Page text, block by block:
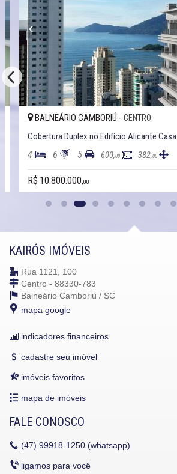
BALNEÁRIO CAMBORIÚ -CENTRO
Cobertura Duplex no Edifício Alicante Casa
4 6 5 600,00 382,00
R$ 10.800.000,00
KAIRÓS IMÓVEIS
Rua 1121, 100
Centro - 88330-783
Balneário Camboriú / SC
mapa google
indicadores financeiros
cadastre seu imóvel
imóveis favoritos
mapa de imóveis
FALE CONOSCO
(47) 99918-1250 (whatsapp)
ligamos para você